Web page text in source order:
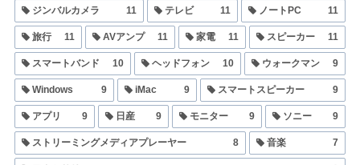
ジンバルカメラ 11 テレビ 11 ノートPC 11
旅行 11 AVアンプ 11 家電 11 スピーカー 11
スマートバンド 10 ヘッドフォン 10 ウォークマン 9
Windows 9 iMac 9 スマートスピーカー 9
アプリ 9 日産 9 モニター 9 ソニー 9
ストリーミングメディアプレーヤー 8 音楽 7